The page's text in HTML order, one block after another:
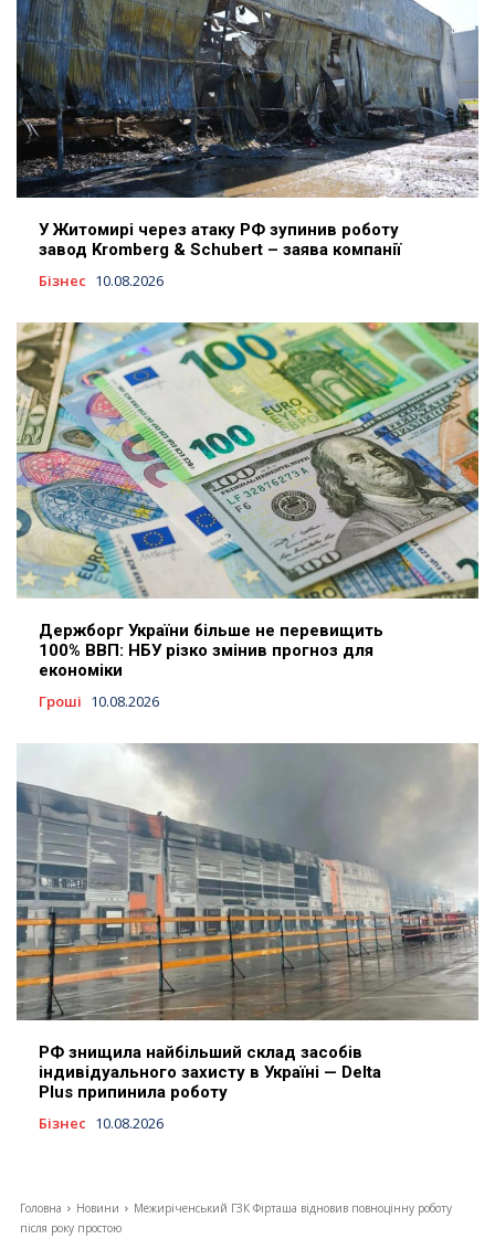
У Житомирі через атаку РФ зупинив роботу
завод Kromberg & Schubert – заява компанії
Бізнес 10.08.2026
Держборг України більше не перевищить
100% ВВП: НБУ різко змінив прогноз для
економіки
Гроші 10.08.2026
РФ знищила найбільший склад засобів
індивідуального захисту в Україні — Delta
Plus припинила роботу
Бізнес 10.08.2026